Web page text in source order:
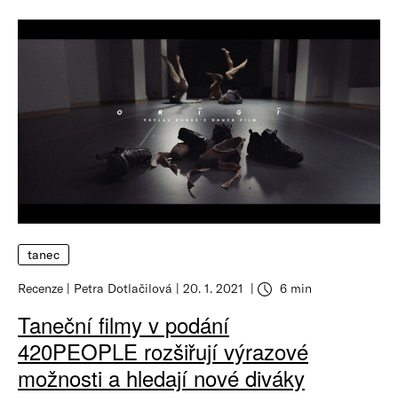
tanec
Recenze Petra Dotlačilová 20. 1. 2021 6 min
Taneční filmy v podání
420PEOPLE rozšiřují výrazové
možnosti a hledají nové diváky